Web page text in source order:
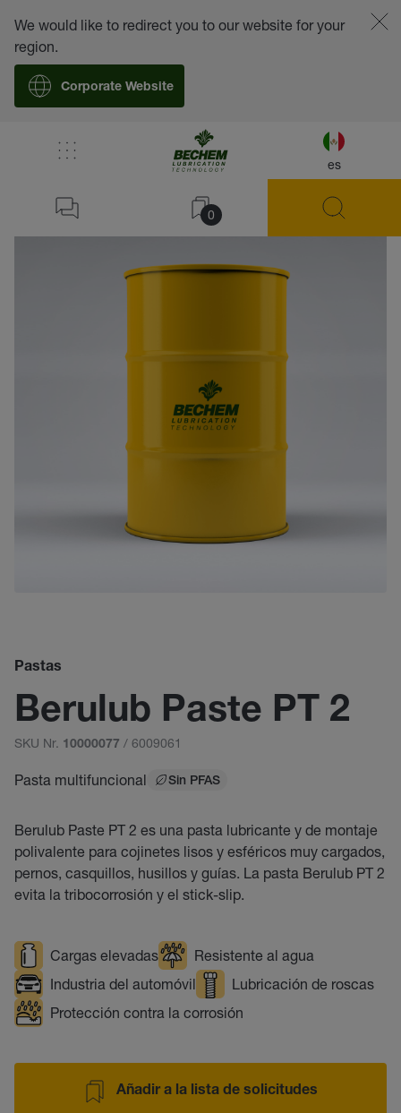
es
0
We would like to redirect you to our website for your
region.
Corporate Website
Pastas
Berulub Paste PT 2
SKU Nr. 10000077 / 6009061
Pasta multifuncional Sin PFAS
Berulub Paste PT 2 es una pasta lubricante y de montaje
polivalente para cojinetes lisos y esféricos muy cargados,
pernos, casquillos, husillos y guías. La pasta Berulub PT 2
evita la tribocorrosión y el stick-slip.
Cargas elevadas
Resistente al agua
Industria del automóvil
Lubricación de roscas
Protección contra la corrosión
Añadir a la lista de solicitudes